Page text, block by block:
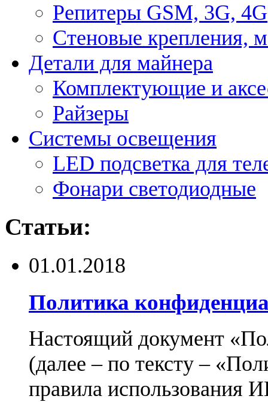
Репитеры GSM, 3G, 4G
Стеновые крепления,
Детали для майнера
Комплектующие и
Райзеры
Системы освещения
LED подсветка для
Фонари светодиодные
Статьи:
01.01.2018
Политика
Настоящий документ
(далее – по тексту –
правила использования